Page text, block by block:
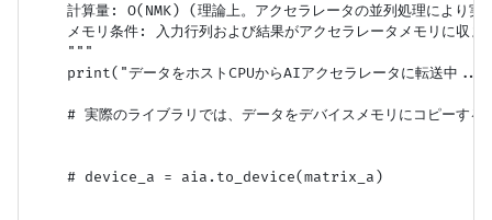
計算量: O(NMK) (理論上。アクセラレータの並列処理により実
メモリ条件: 入力行列および結果がアクセラレータメモリに収ま
    """
print("データをホストCPUからAIアクセラレータに転送中
    # 実際のライブラリでは、データをデバイスメモリにコピーする
    # device_a = aia.to_device(matrix_a)